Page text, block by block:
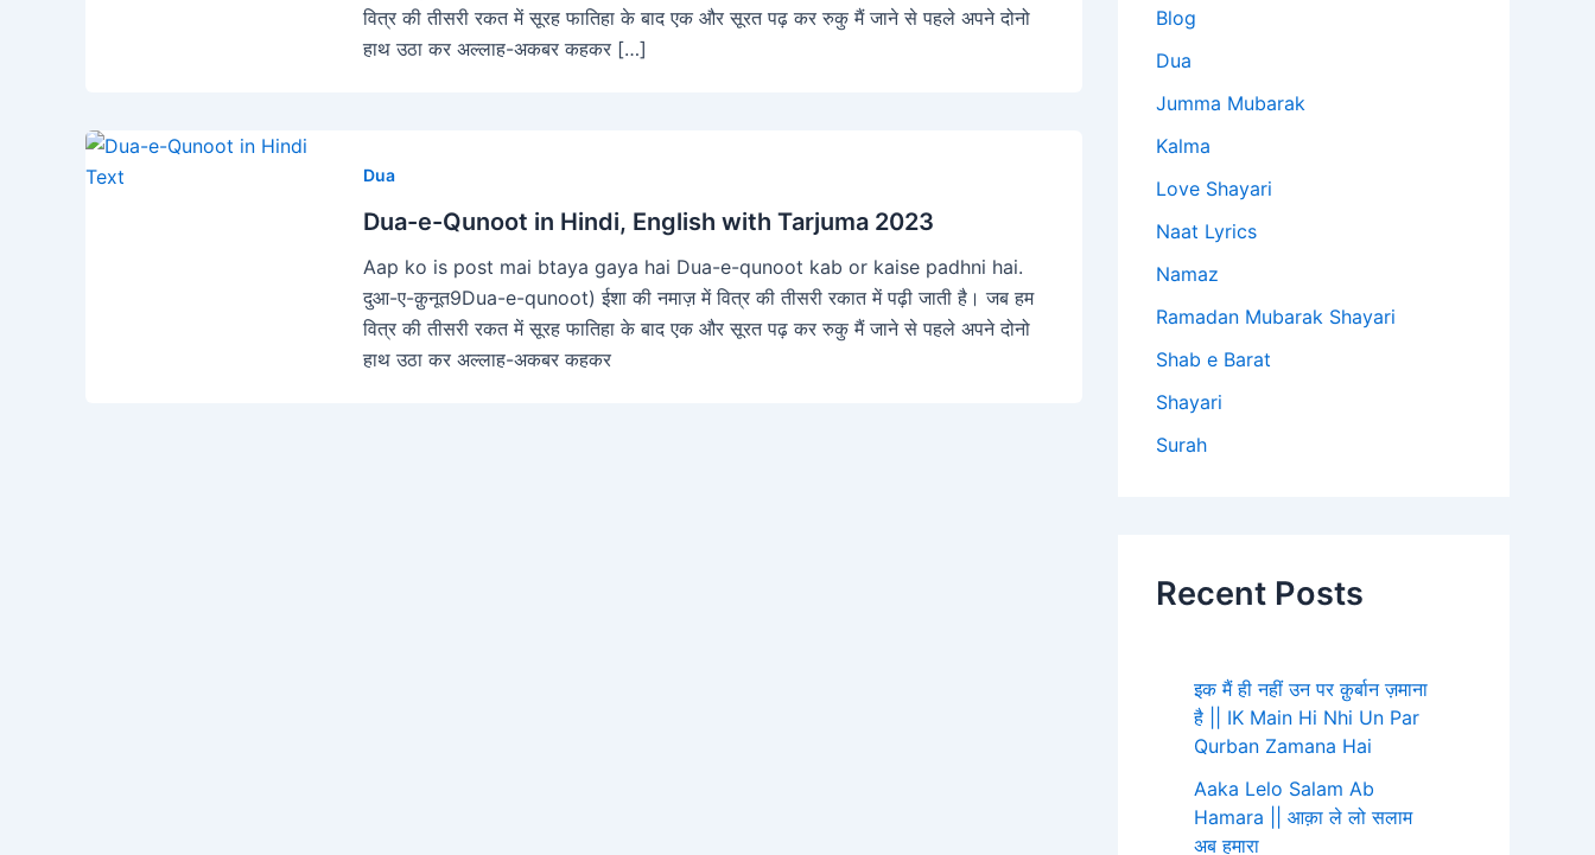
वित्र की तीसरी रकत में सूरह फातिहा के बाद एक और सूरत पढ़ कर रुकु मैं जाने से पहले अपने दोनो
हाथ उठा कर अल्लाह-अकबर कहकर […]
Dua
Dua-e-Qunoot in Hindi, English with Tarjuma 2023
Aap ko is post mai btaya gaya hai Dua-e-qunoot kab or kaise padhni hai.
दुआ-ए-क़ुनूत9Dua-e-qunoot) ईशा की नमाज़ में वित्र की तीसरी रकात में पढ़ी जाती है। जब हम
वित्र की तीसरी रकत में सूरह फातिहा के बाद एक और सूरत पढ़ कर रुकु मैं जाने से पहले अपने दोनो
हाथ उठा कर अल्लाह-अकबर कहकर
Blog
Dua
Jumma Mubarak
Kalma
Love Shayari
Naat Lyrics
Namaz
Ramadan Mubarak Shayari
Shab e Barat
Shayari
Surah
Recent Posts
इक मैं ही नहीं उन पर क़ुर्बान ज़माना
है || IK Main Hi Nhi Un Par
Qurban Zamana Hai
Aaka Lelo Salam Ab
Hamara || आक़ा ले लो सलाम
अब हमारा